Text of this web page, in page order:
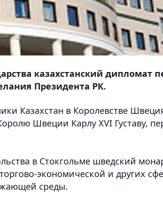
казахстанский дипломат
Президента РК.
Казахстан в Королевстве
Швеции Карлу XVI Густаву,
в Стокгольме шведский
экономической и других
среды.